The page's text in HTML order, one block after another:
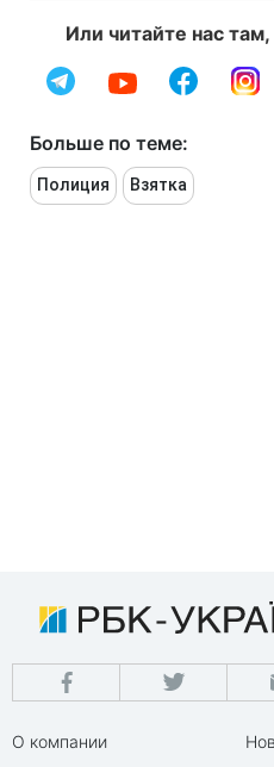
Или читайте нас
Больше по теме:
Полиция Взятка
О компании